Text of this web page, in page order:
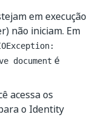
em execução
não iniciam. Em
document é
acessa os
o Identity